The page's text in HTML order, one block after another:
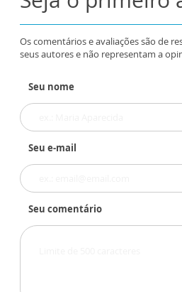
Os comentários e avaliações são de
seus autores e não representam a
Seu nome
Seu e-mail
Seu comentário